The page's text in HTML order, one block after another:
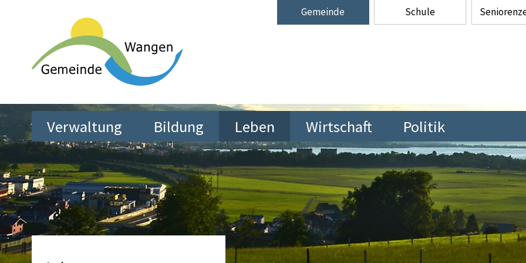
Navigieren in Wangen SZ Gemeinde Schule
Hauptnavigation
Verwaltung Bildung Leben Wirtschaft Politik